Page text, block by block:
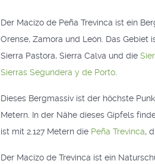
Der Macizo de Peña Trevinca ist ein
Orense, Zamora und León. Das Gebiet
Sierra Pastora, Sierra Calva und die
Sierras Segundera y de Porto.
Dieses Bergmassiv ist der höchste
Metern. In der Nähe dieses Gipfels
ist mit 2.127 Metern die Peña Trevinca,
Der Macizo de Trevinca ist ein